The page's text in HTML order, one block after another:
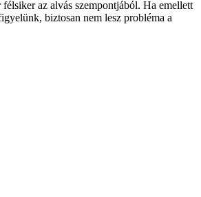
az alvás szempontjából. Ha emellett
biztosan nem lesz probléma a